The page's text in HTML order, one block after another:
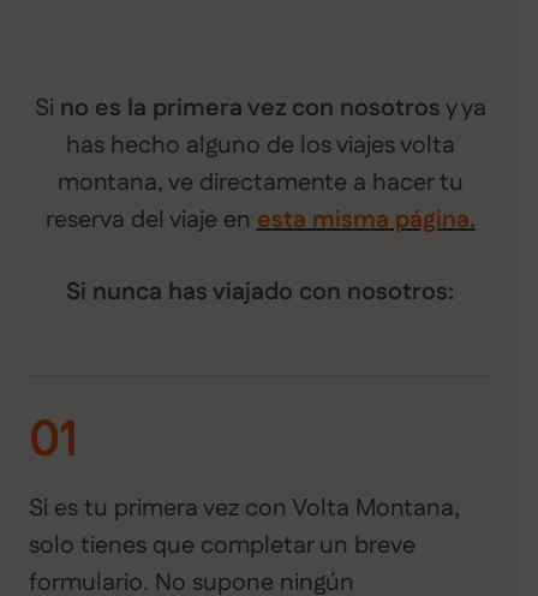
Si no es la primera vez con nosotrosy ya
has hecho alguno de los viajes volta
montana, ve directamente a hacer tu
reserva del viaje en esta misma página.
Si nunca has viajado con nosotros:
01
Si es tu primera vez con Volta Montana,
solo tienes que completar un breve
formulario. No supone ningún